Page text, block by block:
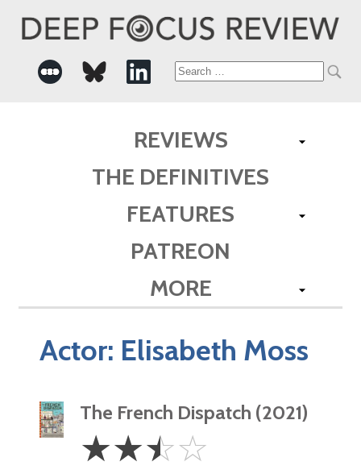
Search
REVIEWS
THE DEFINITIVES
FEATURES
PATREON
MORE
Actor: Elisabeth Moss
The French Dispatch (2021)
2.5
Stars
☆☆☆☆